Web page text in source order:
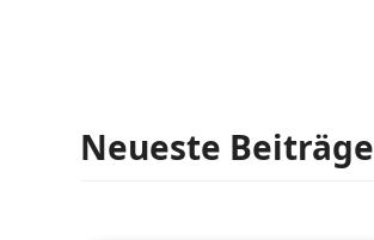
Neueste Beiträge